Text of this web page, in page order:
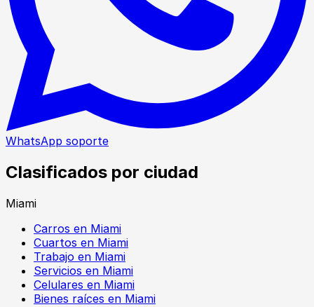
WhatsApp soporte
Clasificados por ciudad
Miami
Carros en Miami
Cuartos en Miami
Trabajo en Miami
Servicios en Miami
Celulares en Miami
Bienes raíces en Miami